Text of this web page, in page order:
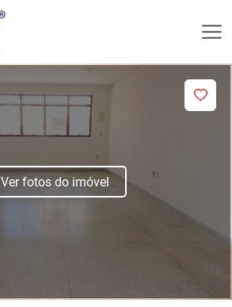
Ver fotos do imóvel